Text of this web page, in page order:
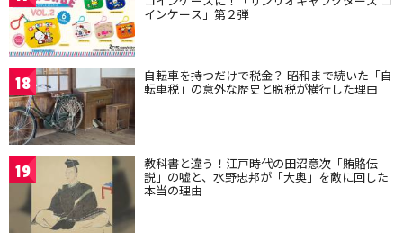
インケース」第２弾
18 自転車を持つだけで税金？ 昭和まで続いた「自
転車税」の意外な歴史と脱税が横行した理由
19 教科書と違う！江戸時代の田沼意次「賄賂伝
説」の嘘と、水野忠邦が「大奥」を敵に回した
本当の理由